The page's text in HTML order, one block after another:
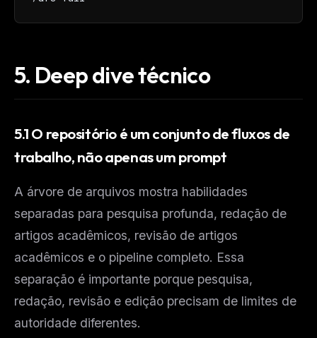
5. Deep dive técnico
5.1 O repositório é um conjunto de fluxos de
trabalho, não apenas um prompt
A árvore de arquivos mostra habilidades
separadas para pesquisa profunda, redação de
artigos acadêmicos, revisão de artigos
acadêmicos e o pipeline completo. Essa
separação é importante porque pesquisa,
redação, revisão e edição precisam de limites de
autoridade diferentes.
Email address
Get the weekly digest
No spam. Unsubscribe in one click.